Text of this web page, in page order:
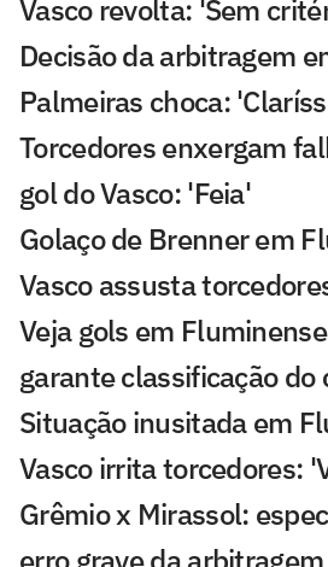
Vasco revolta: 'Sem
Decisão da arbitragem
Palmeiras choca:
Torcedores enxergam
gol do Vasco: 'Feia'
Golaço de Brenner em
Vasco assusta
Veja gols em
garante classificação
Situação inusitada em
Vasco irrita torcedores:
Grêmio x Mirassol: